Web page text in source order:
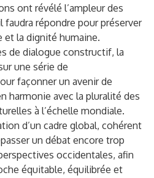
ont révélé l’ampleur des
répondre pour préserver
et la dignité humaine.
de dialogue constructif, la
une série de
façonner un avenir de
harmonie avec la pluralité des
à l’échelle mondiale.
d’un cadre global, cohérent
un débat encore trop
occidentales, afin
équitable, équilibrée et